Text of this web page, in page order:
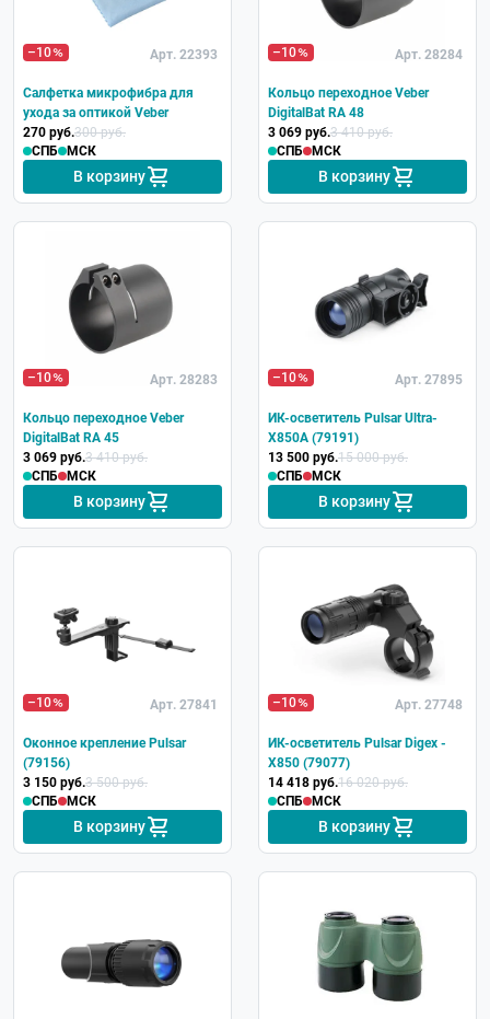
–10 Арт. 22393
Салфетка микрофибра для
ухода за оптикой Veber
270 руб.300 руб.
СПБ
МСК
В корзину
–10 Арт. 28284
Кольцо переходное Veber
DigitalBat RA 48
3 069 руб.3 410 руб.
СПБ
МСК
В корзину
–10 Арт. 28283
Кольцо переходное Veber
DigitalBat RA 45
3 069 руб.3 410 руб.
СПБ
МСК
В корзину
–10 Арт. 27895
ИК-осветитель Pulsar Ultra-
X850А (79191)
13 500 руб.15 000 руб.
СПБ
МСК
В корзину
–10 Арт. 27841
Оконное крепление Pulsar
(79156)
3 150 руб.3 500 руб.
СПБ
МСК
В корзину
–10 Арт. 27748
ИК-осветитель Pulsar Digex -
X850 (79077)
14 418 руб.16 020 руб.
СПБ
МСК
В корзину